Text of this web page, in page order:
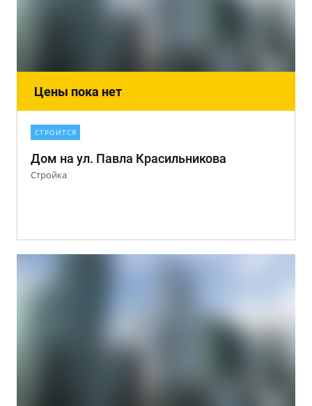
Цены пока нет
СТРОИТСЯ
Дом на ул. Павла Красильникова
Стройка